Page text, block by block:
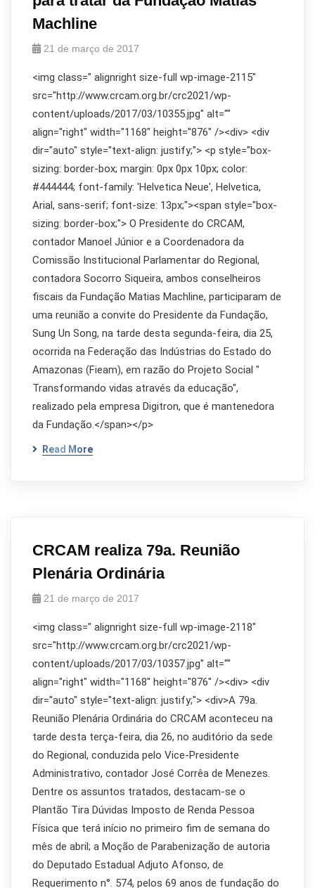
Machline
21 de março de 2017
<img class=" alignright size-full wp-image-2115"
src="http://www.crcam.org.br/crc2021/wp-
content/uploads/2017/03/10355.jpg" alt=""
align="right" width="1168" height="876" /><div> <div
dir="auto" style="text-align: justify;"> <p style="box-
sizing: border-box; margin: 0px 0px 10px; color:
#444444; font-family: 'Helvetica Neue', Helvetica,
Arial, sans-serif; font-size: 13px;"><span style="box-
sizing: border-box;"> O Presidente do CRCAM,
contador Manoel Júnior e a Coordenadora da
Comissão Institucional Parlamentar do Regional,
contadora Socorro Siqueira, ambos conselheiros
fiscais da Fundação Matias Machline, participaram de
uma reunião a convite do Presidente da Fundação,
Sung Un Song, na tarde desta segunda-feira, dia 25,
ocorrida na Federação das Indústrias do Estado do
Amazonas (Fieam), em razão do Projeto Social "
Transformando vidas através da educação",
realizado pela empresa Digitron, que é mantenedora
da Fundação.</span></p>
Read More
CRCAM realiza 79a. Reunião
Plenária Ordinária
21 de março de 2017
<img class=" alignright size-full wp-image-2118"
src="http://www.crcam.org.br/crc2021/wp-
content/uploads/2017/03/10357.jpg" alt=""
align="right" width="1168" height="876" /><div> <div
dir="auto" style="text-align: justify;"> <div>A 79a.
Reunião Plenária Ordinária do CRCAM aconteceu na
tarde desta terça-feira, dia 26, no auditório da sede
do Regional, conduzida pelo Vice-Presidente
Administrativo, contador José Corrêa de Menezes.
Dentre os assuntos tratados, destacam-se o
Plantão Tira Dúvidas Imposto de Renda Pessoa
Física que terá início no primeiro fim de semana do
mês de abril; a Moção de Parabenização de autoria
do Deputado Estadual Adjuto Afonso, de
Requerimento n°. 574, pelos 69 anos de fundação do